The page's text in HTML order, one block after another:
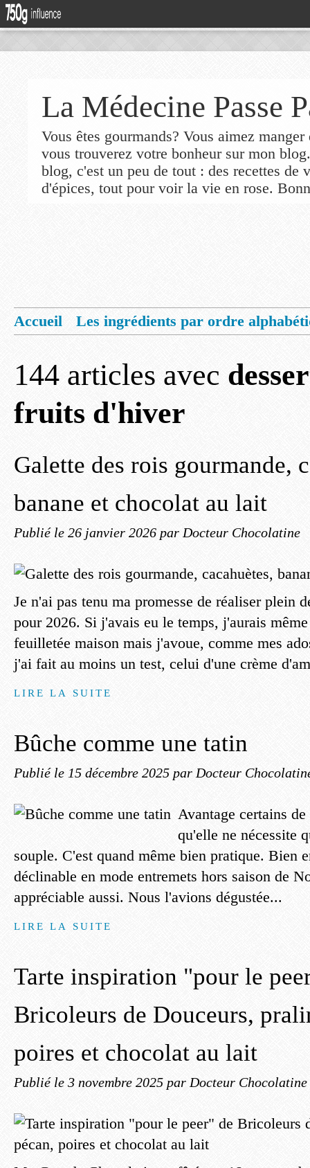
La Médecine Passe
Vous êtes gourmands? Vous aimez
vous trouverez votre bonheur sur mon
blog, c'est un peu de tout : des recettes de
d'épices, tout pour voir la vie en rose.
Accueil
Les ingrédients par ordre
144 articles avec
fruits d'hiver
Galette des rois gourmande,
banane et chocolat au lait
Publié le 26 janvier 2026 par Docteur Chocolatine
Je n'ai pas tenu ma promesse de réaliser plein
pour 2026. Si j'avais eu le temps, j'aurais
feuilletée maison mais j'avoue, comme mes
j'ai fait au moins un test, celui d'une crème
LIRE LA SUITE
Bûche comme une tatin
Publié le 15 décembre 2025 par Docteur
Avantage certains
qu'elle ne nécessite
souple. C'est quand même bien pratique. Bien
déclinable en mode entremets hors saison de
appréciable aussi. Nous l'avions dégustée...
LIRE LA SUITE
Tarte inspiration "pour le
Bricoleurs de Douceurs,
poires et chocolat au lait
Publié le 3 novembre 2025 par Docteur Chocolatine